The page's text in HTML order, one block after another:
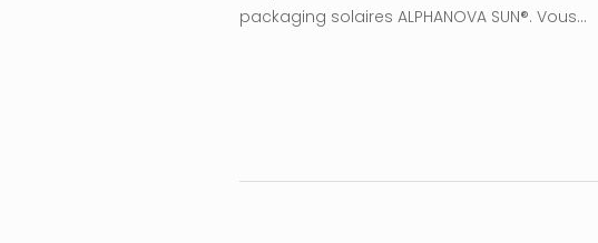
packaging solaires ALPHANOVA SUN®. Vous…